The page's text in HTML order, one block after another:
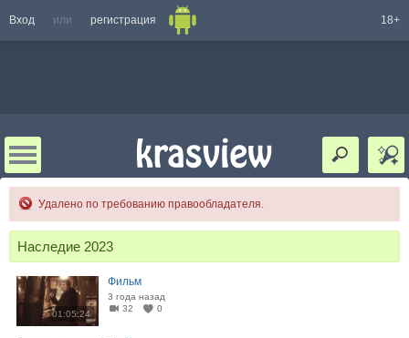
Вход или регистрация 18+
Удалено по требованию правообладателя.
Наследие 2023
01:05:24
Фильм
3 года назад
32
0